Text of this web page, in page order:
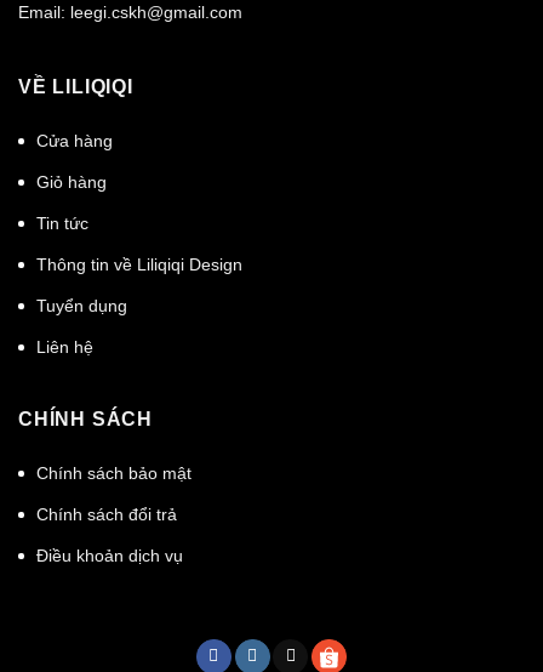
Email: leegi.cskh@gmail.com
VỀ LILIQIQI
Cửa hàng
Giỏ hàng
Tin tức
Thông tin về Liliqiqi Design
Tuyển dụng
Liên hệ
CHÍNH SÁCH
Chính sách bảo mật
Chính sách đổi trả
Điều khoản dịch vụ